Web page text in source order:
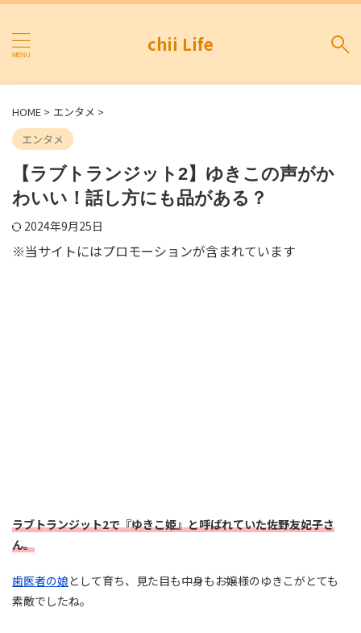
chii Life
HOME > エンタメ >
エンタメ
【ラブトランジット2】ゆきこの声がか
わいい！話し方にも品がある？
2024年9月25日
※当サイトにはプロモーションが含まれています
ラブトランジット2で『ゆきこ姫』と呼ばれていた佐野友妃子さ
ん。
歯医者の娘として育ち、見た目も中身もお嬢様のゆきこがとても
素敵でしたね。